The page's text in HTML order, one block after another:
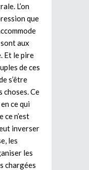
L’on
que
aux
Et le pire
de ces
s’être
choses. Ce
ce qui
ce n’est
inverser
les
les
chargées